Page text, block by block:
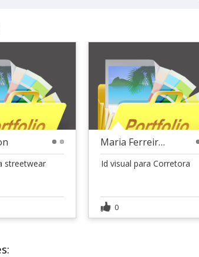
streetwear
Maria Ferreira - Escritório imobiliário
Id visual para Corretora
0